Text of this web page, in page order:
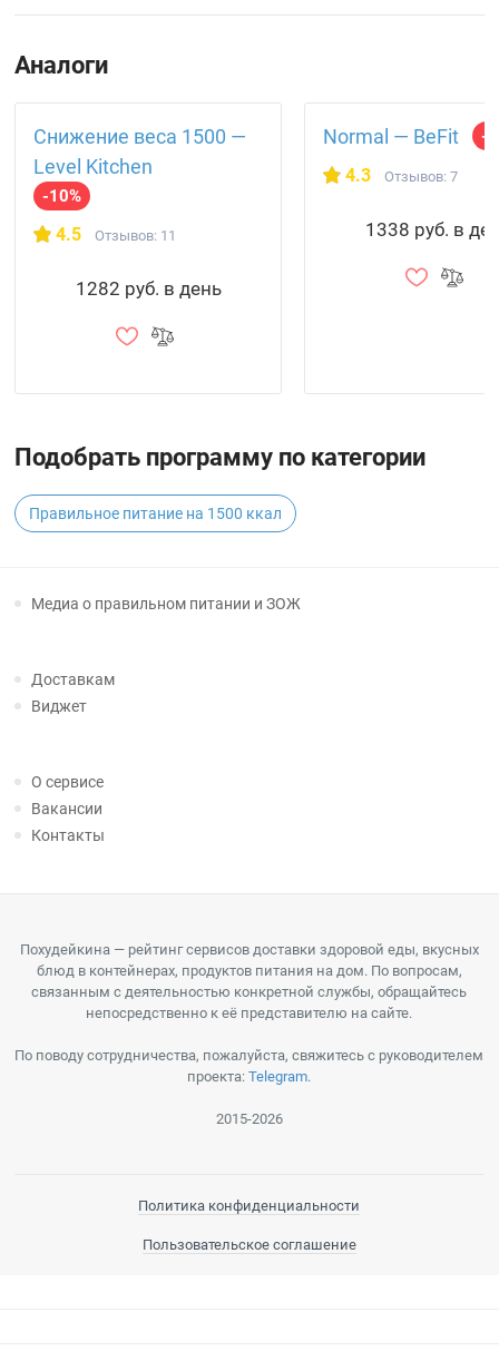
Аналоги
Снижение веса 1500 —
Level Kitchen
-10%
4.5 Отзывов: 11
1282 руб. в день
Normal — BeFit -
4.3 Отзывов: 7
1338 руб. в
Подобрать программу по категории
Правильное питание на 1500 ккал
Медиа о правильном питании и ЗОЖ
Доставкам
Виджет
О сервисе
Вакансии
Контакты
Похудейкина — рейтинг сервисов доставки здоровой еды, вкусных
блюд в контейнерах, продуктов питания на дом. По вопросам,
связанным с деятельностью конкретной службы, обращайтесь
непосредственно к её представителю на сайте.
По поводу сотрудничества, пожалуйста, свяжитесь с руководителем
проекта:Telegram.
2015-2026
Политика конфиденциальности
Пользовательское соглашение